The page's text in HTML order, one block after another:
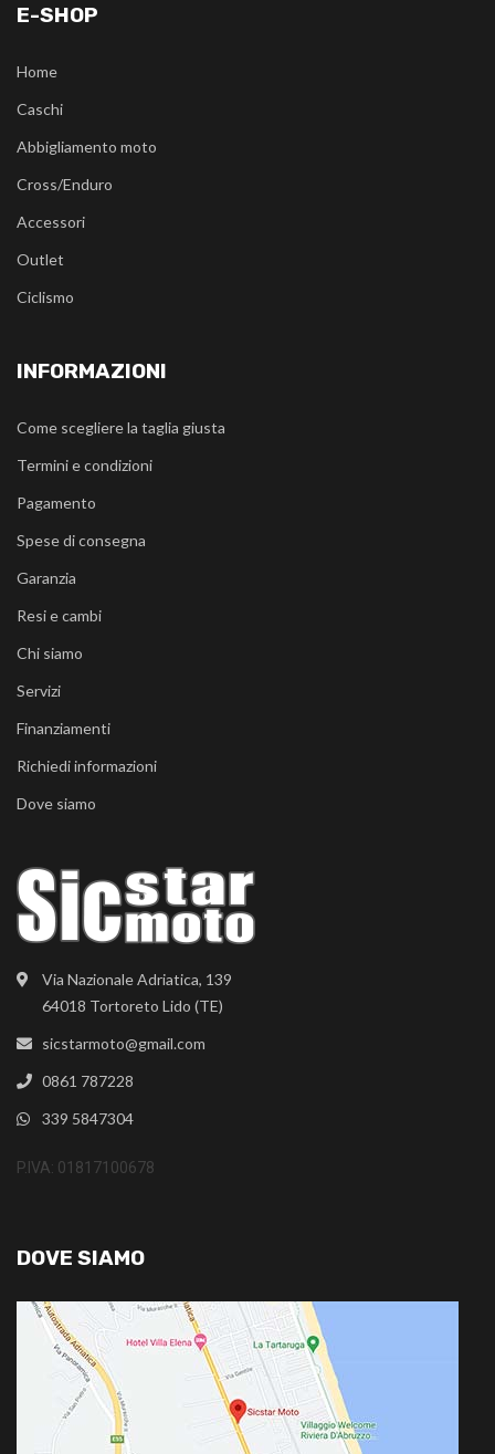
Via Nazionale Adriatica, 139
64018 Tortoreto Lido (TE)
sicstarmoto@gmail.com
0861 787228
339 5847304
P.IVA: 01817100678
E-SHOP
Home
Caschi
Abbigliamento moto
Cross/Enduro
Accessori
Outlet
Ciclismo
INFORMAZIONI
Come scegliere la taglia giusta
Termini e condizioni
Pagamento
Spese di consegna
Garanzia
Resi e cambi
Chi siamo
Servizi
Finanziamenti
Richiedi informazioni
Dove siamo
DOVE SIAMO